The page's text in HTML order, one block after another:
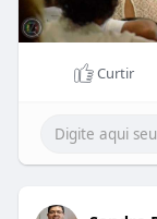
Curtir